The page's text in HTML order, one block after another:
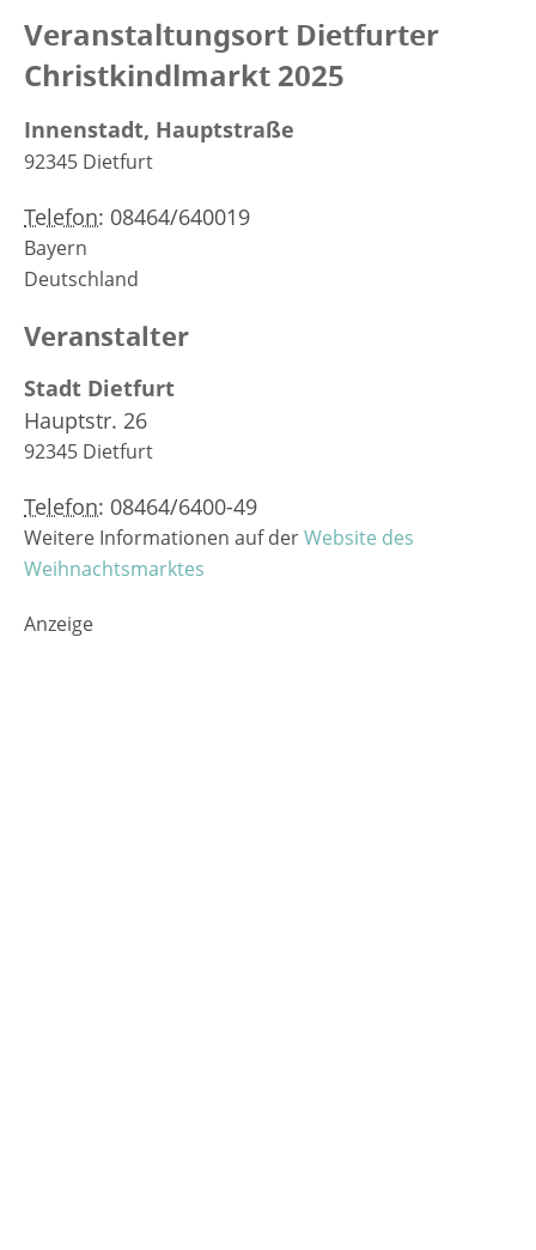
Veranstaltungsort Dietfurter
Christkindlmarkt 2025
Innenstadt, Hauptstraße
92345 Dietfurt
Telefon: 08464/640019
Bayern
Deutschland
Veranstalter
Stadt Dietfurt
Hauptstr. 26
92345 Dietfurt
Telefon: 08464/6400-49
Weitere Informationen auf derWebsite des
Weihnachtsmarktes
Anzeige